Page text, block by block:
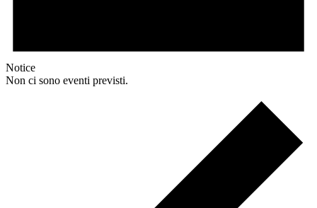
Notice
Non ci sono eventi previsti.